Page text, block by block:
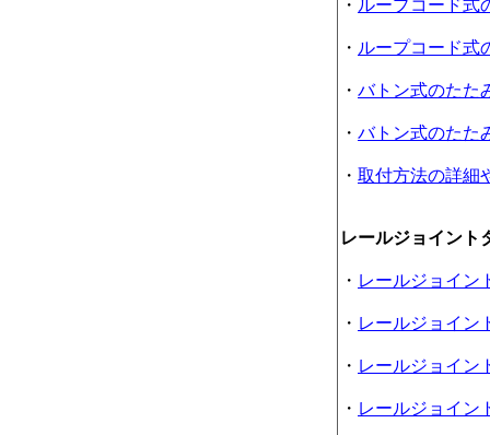
・ ループコード式
・ ループコード式
・ バトン式のたた
・ バトン式のたた
・ 取付方法の詳細
レールジョイント
・ レールジョイン
・ レールジョイン
・ レールジョイン
・ レールジョイン